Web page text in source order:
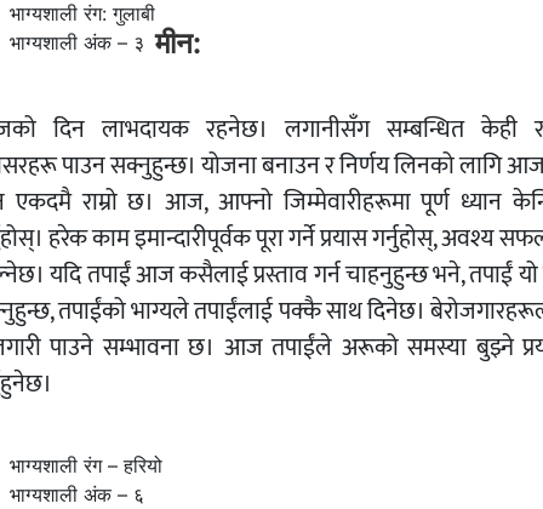
भाग्यशाली रंग: गुलाबी
भाग्यशाली अंक – ३ मीन:
दिन लाभदायक रहनेछ। लगानीसँग सम्बन्धित केही
पाउन सक्नुहुन्छ। योजना बनाउन र निर्णय लिनको लागि
एकदमै राम्रो छ। आज, आफ्नो जिम्मेवारीहरूमा पूर्ण ध्यान
हरेक काम इमान्दारीपूर्वक पूरा गर्ने प्रयास गर्नुहोस्, अवश्य
यदि तपाईं आज कसैलाई प्रस्ताव गर्न चाहनुहुन्छ भने, तपाईं यो
तपाईंको भाग्यले तपाईंलाई पक्कै साथ दिनेछ।
पाउने सम्भावना छ। आज तपाईंले अरूको समस्या बुझ्ने
भाग्यशाली रंग – हरियो
भाग्यशाली अंक – ६